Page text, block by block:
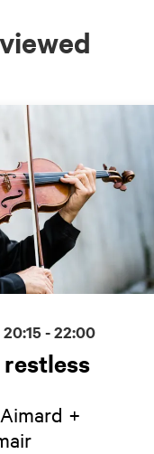
restless
+
20:15 - 22:00